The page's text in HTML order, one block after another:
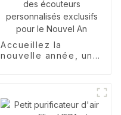
Accueillez la
nouvelle année, un
exclusifs pour le
Nouvel An